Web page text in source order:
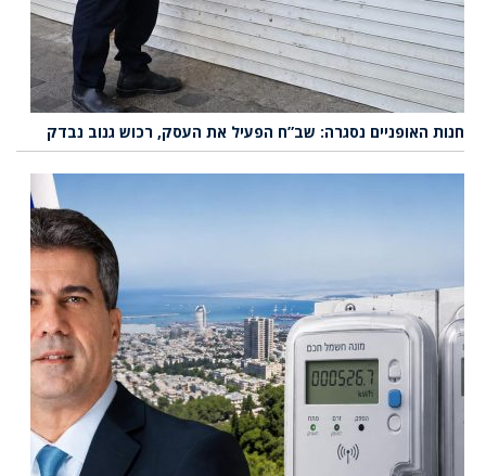
חנות האופניים נסגרה: שב”ח הפעיל את העסק, רכוש גנוב נבדק